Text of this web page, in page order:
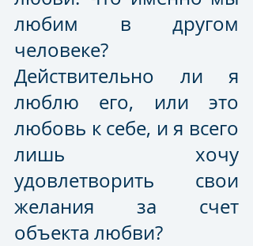
любим в другом
человеке?
Действительно ли я
люблю его, или это
любовь к себе, и я всего
лишь хочу
удовлетворить свои
желания за счет
объекта любви?